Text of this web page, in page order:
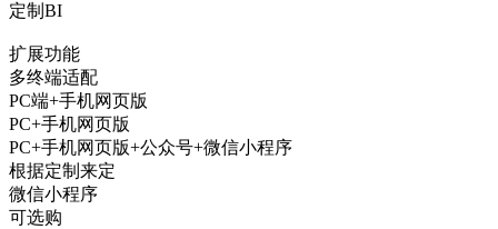
定制BI
扩展功能
多终端适配
PC端+手机网页版
PC+手机网页版
PC+手机网页版+公众号+微信小程序
根据定制来定
微信小程序
可选购